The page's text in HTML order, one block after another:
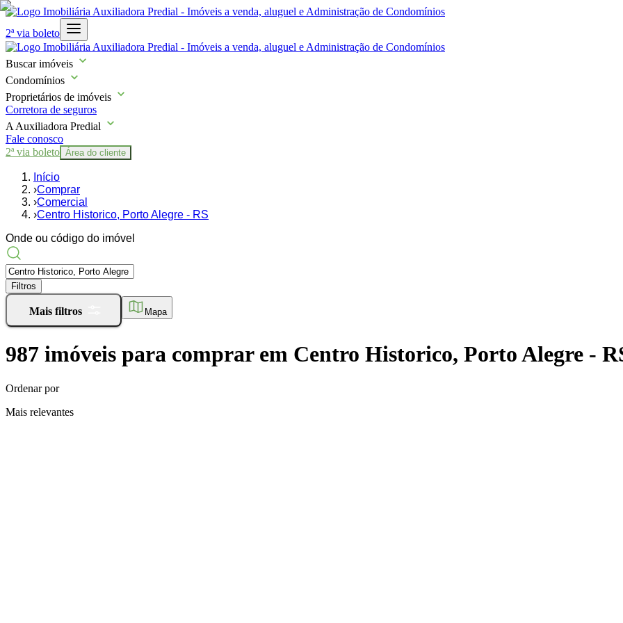
2ª via boleto
Buscar imóveis
Condomínios
Proprietários de imóveis
Corretora de seguros
A Auxiliadora Predial
Fale conosco
2ª via boleto Área do cliente
Início
›Comprar
›Comercial
›Centro Historico, Porto Alegre - RS
Onde ou código do imóvel
Filtros
Mais filtros Mapa
987 imóveis para comprarem Centro Historico, Porto Alegre -
Ordenar por
Mais relevantes